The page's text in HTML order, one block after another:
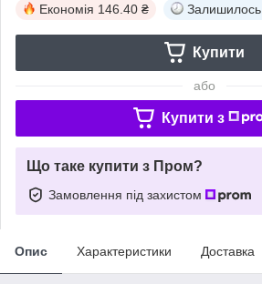
Економія 146.40 ₴ Залишилось
Купити
або
Купити з
Що таке купити з Пром?
Замовлення під захистом
Опис Характеристики Доставка